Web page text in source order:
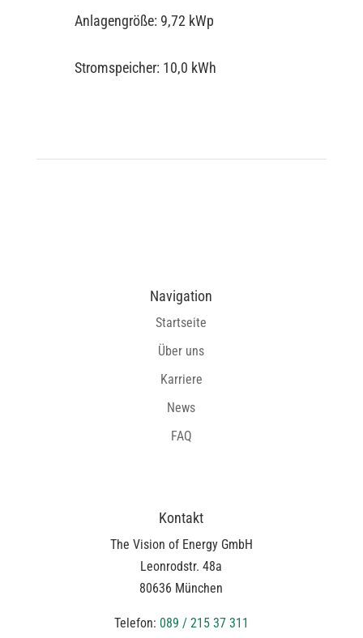
Anlagengröße: 9,72 kWp
Stromspeicher: 10,0 kWh
Navigation
Startseite
Über uns
Karriere
News
FAQ
Kontakt
The Vision of Energy GmbH
Leonrodstr. 48a
80636 München
Telefon: 089 / 215 37 311